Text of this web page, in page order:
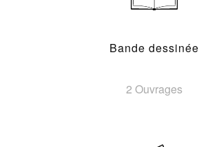
Bande dessinée
2 Ouvrages